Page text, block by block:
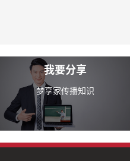
我要分享
梦享家传播知识